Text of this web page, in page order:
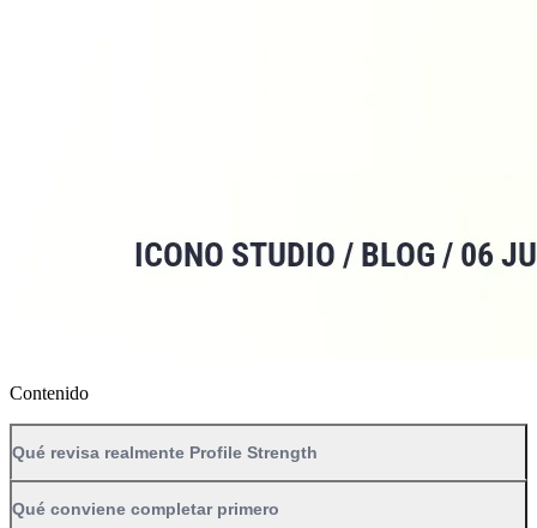
Contenido
Qué revisa realmente Profile Strength
Qué conviene completar primero